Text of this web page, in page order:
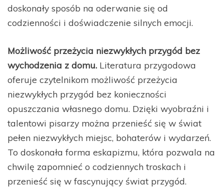
doskonały sposób na oderwanie się od
codzienności i doświadczenie silnych emocji.
Możliwość przeżycia niezwykłych przygód bez
wychodzenia z domu. Literatura przygodowa
oferuje czytelnikom możliwość przeżycia
niezwykłych przygód bez konieczności
opuszczania własnego domu. Dzięki wyobraźni i
talentowi pisarzy można przenieść się w świat
pełen niezwykłych miejsc, bohaterów i wydarzeń.
To doskonała forma eskapizmu, która pozwala na
chwilę zapomnieć o codziennych troskach i
przenieść się w fascynujący świat przygód.